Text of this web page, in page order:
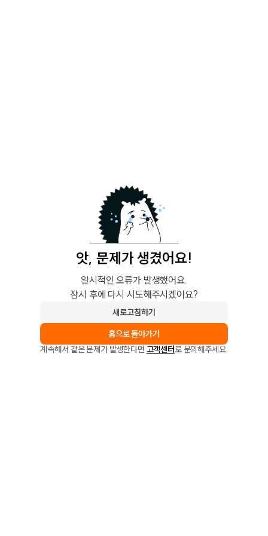
앗, 문제가 생겼어요!
일시적인 오류가 발생했어요.
잠시 후에 다시 시도해주시겠어요?
새로고침하기
홈으로 돌아가기
계속해서 같은 문제가 발생한다면 고객센터로 문의해주세요.